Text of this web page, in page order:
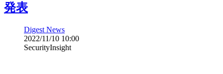
発表
Digest News
2022/11/10 10:00
SecurityInsight